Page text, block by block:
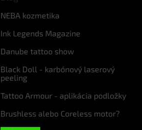
NEBA kozmetika
Ink Legends Magazine
Danube tattoo show
Black Doll - karbónový laserový
peeling
Tattoo Armour - aplikácia podložky
Brushless alebo Coreless motor?